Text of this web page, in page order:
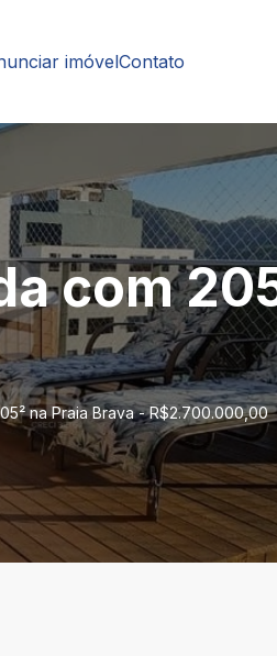
imóvelContato
com
na Praia Brava - R$2.700.000,00